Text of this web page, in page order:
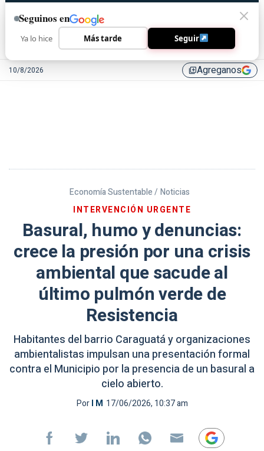
10/8/2026 library_addAgreganos
Economía Sustentable / Noticias
INTERVENCIÓN URGENTE
Basural, humo y denuncias:
crece la presión por una crisis
ambiental que sacude al
último pulmón verde de
Resistencia
Habitantes del barrio Caraguatá y organizaciones
ambientalistas impulsan una presentación formal
contra el Municipio por la presencia de un basural a
cielo abierto.
PorI M 17/06/2026, 10:37 am
Seguinos en
Ya lo hice Más tarde Seguir